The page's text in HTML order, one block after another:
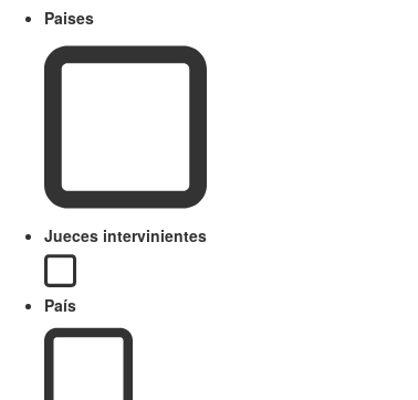
Paises
Jueces intervinientes
País